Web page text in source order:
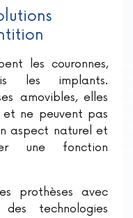
les couronnes,
les implants.
amovibles, elles
ne peuvent pas
aspect naturel et
une fonction
prothèses avec
technologies